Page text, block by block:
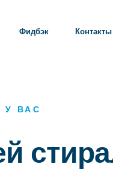
Фидбэк Контакты
У ВАС